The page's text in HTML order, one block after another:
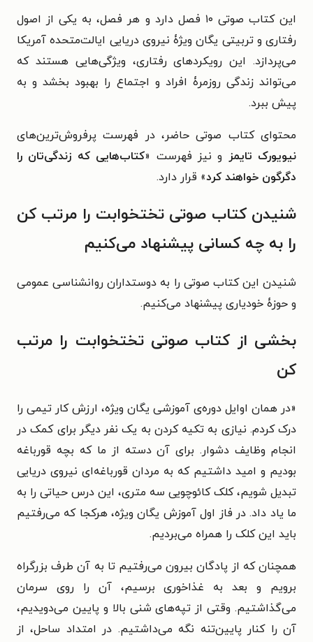
این کتاب صوتی ۱۰ فصل دارد و هر فصل، به یکی از اصول
رفتاری و تربیتی یگان ویژۀ نیروی دریایی ایالت‌متحده آمریکا
می‌پردازد. این رویکردهای رفتاری، ویژگی‌هایی هستند که
می‌تواند زندگی روزمرۀ افراد و اجتماع را بهبود بخشد و به
پیش ببرد.
محتوای کتاب صوتی حاضر، در فهرست پرفروش‌ترین‌های
نیویورک تایمز و نیز فهرست «کتاب‌هایی که زندگی‌تان را
دگرگون خواهند کرد» قرار دارد.
شنیدن کتاب صوتی تختخوابت را مرتب کن
را به چه کسانی پیشنهاد می‌کنیم
شنیدن این کتاب صوتی را به دوستداران روانشناسی عمومی
و حوزۀ خودیاری پیشنهاد می‌کنیم.
بخشی از کتاب صوتی تختخوابت را مرتب
کن
«در همان اوایل دوره‌ی آموزشی یگان ویژه، ارزش کار تیمی را
درک کردم. نیازی به تکیه کردن به یک نفر دیگر برای کمک در
انجام وظایف دشوار. برای آن دسته از ما که بچه قورباغه
بودیم و امید داشتیم که به مردان قورباغه‌ای نیروی دریایی
تبدیل شویم، کلک کائوچویی سه متری، این درس حیاتی را به
ما یاد داد. در فاز اول آموزش یگان ویژه، هرکجا که می‌رفتیم
باید این کلک را همراه می‌بردیم.
همچنان که از پادگان بیرون می‌رفتیم تا به آن طرف بزرگراه
برویم و بعد به غذاخوری برسیم، آن را روی سرمان
می‌گذاشتیم. وقتی از تپه‌های شنی بالا و پایین می‌دویدیم،
آن را کنار پایین‌تنه نگه می‌داشتیم. در امتداد ساحل، از